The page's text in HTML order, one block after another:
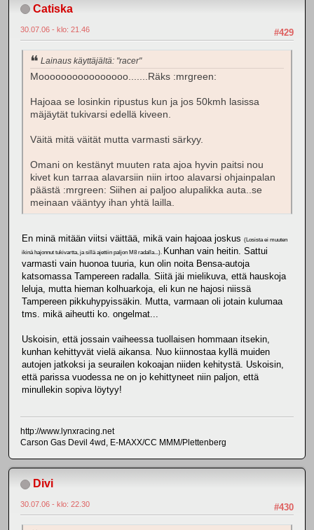
Catiska
#429
30.07.06 - klo: 21.46
Lainaus käyttäjältä: "racer"
Moooooooooooooooo.......Räks :mrgreen:
Hajoaa se losinkin ripustus kun ja jos 50kmh lasissa
mäjäytät tukivarsi edellä kiveen.
Väitä mitä väität mutta varmasti särkyy.
Omani on kestänyt muuten rata ajoa hyvin paitsi nou
kivet kun tarraa alavarsiin niin irtoo alavarsi ohjainpalan
päästä :mrgreen: Siihen ai paljoo alupalikka auta..se
meinaan vääntyy ihan yhtä lailla.
En minä mitään viitsi väittää, mikä vain hajoaa joskus (Losista ei muuten
ikinä hajonnut tukivartta, ja sillä ajettiin paljon M8 radalla...). Kunhan vain heitin. Sattui
varmasti vain huonoa tuuria, kun olin noita Bensa-autoja
katsomassa Tampereen radalla. Siitä jäi mielikuva, että hauskoja
leluja, mutta hieman kolhuarkoja, eli kun ne hajosi niissä
Tampereen pikkuhypyissäkin. Mutta, varmaan oli jotain kulumaa
tms. mikä aiheutti ko. ongelmat...
Uskoisin, että jossain vaiheessa tuollaisen hommaan itsekin,
kunhan kehittyvät vielä aikansa. Nuo kiinnostaa kyllä muiden
autojen jatkoksi ja seurailen kokoajan niiden kehitystä. Uskoisin,
että parissa vuodessa ne on jo kehittyneet niin paljon, että
minullekin sopiva löytyy!
http://www.lynxracing.net
Carson Gas Devil 4wd, E-MAXX/CC MMM/Plettenberg
Divi
#430
30.07.06 - klo: 22.30